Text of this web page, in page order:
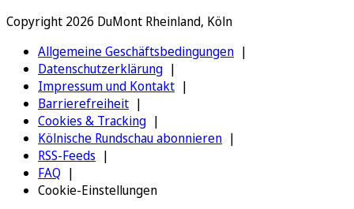
Copyright 2026 DuMont Rheinland, Köln
Allgemeine Geschäftsbedingungen
Datenschutzerklärung
Impressum und Kontakt
Barrierefreiheit
Cookies & Tracking
Kölnische Rundschau abonnieren
RSS-Feeds
FAQ
Cookie-Einstellungen